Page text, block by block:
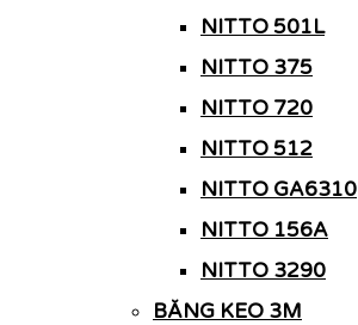
NITTO 501L
NITTO 375
NITTO 720
NITTO 512
NITTO GA6310
NITTO 156A
NITTO 3290
BĂNG KEO 3M